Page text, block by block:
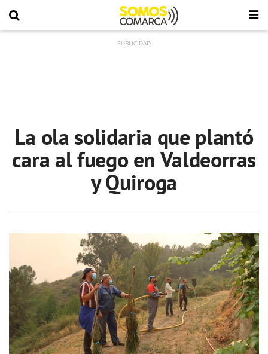
La ola solidaria que plantó
cara al fuego en Valdeorras
y Quiroga